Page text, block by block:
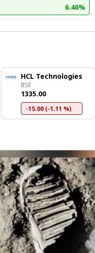
6.46%
HCL Technologies
BSE
₹1335.00
-15.00 (-1.11 %)